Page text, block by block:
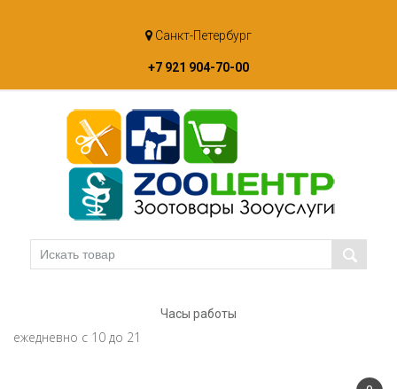
to
Санкт-Петербург
+7 921 904-70-00
Часы работы
ежедневно с 10 до 21